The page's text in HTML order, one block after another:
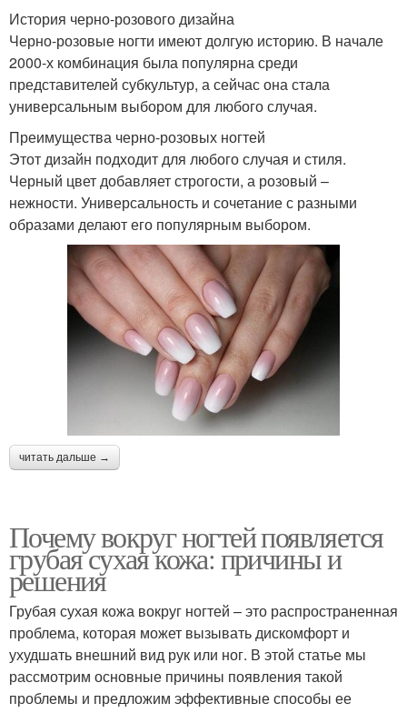
История черно-розового дизайна
Черно-розовые ногти имеют долгую историю. В начале
2000-х комбинация была популярна среди
представителей субкультур, а сейчас она стала
универсальным выбором для любого случая.
Преимущества черно-розовых ногтей
Этот дизайн подходит для любого случая и стиля.
Черный цвет добавляет строгости, а розовый –
нежности. Универсальность и сочетание с разными
образами делают его популярным выбором.
читать дальше →
Почему вокруг ногтей появляется
грубая сухая кожа: причины и
решения
Грубая сухая кожа вокруг ногтей – это распространенная
проблема, которая может вызывать дискомфорт и
ухудшать внешний вид рук или ног. В этой статье мы
рассмотрим основные причины появления такой
проблемы и предложим эффективные способы ее